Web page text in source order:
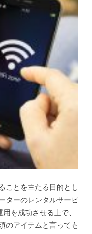
ことを主たる目的とし
ターのレンタルサービ
を成功させる上で、
のアイテムと言っても